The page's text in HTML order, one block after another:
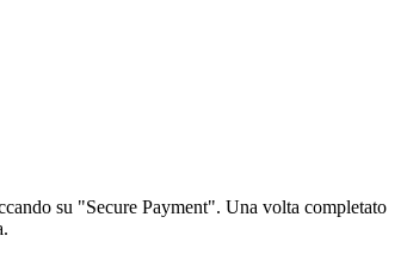
su "Secure Payment". Una volta completato